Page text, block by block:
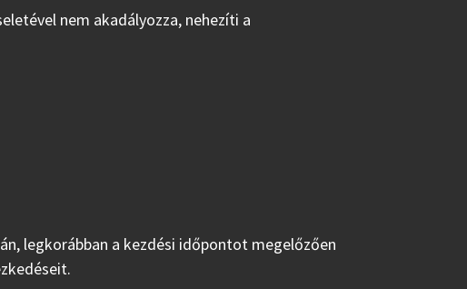
nem akadályozza, nehezíti a
legkorábban a kezdési időpontot megelőzően